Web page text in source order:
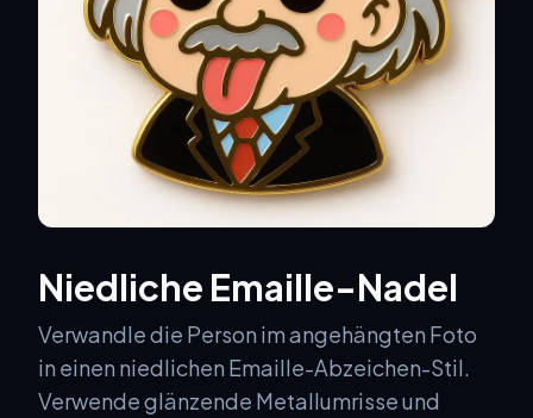
Niedliche Emaille-Nadel
Verwandle die Person im angehängten Foto
in einen niedlichen Emaille-Abzeichen-Stil.
Verwende glänzende Metallumrisse und